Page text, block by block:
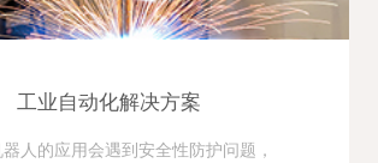
工业自动化解决方案
人的应用会遇到安全性防护问题，